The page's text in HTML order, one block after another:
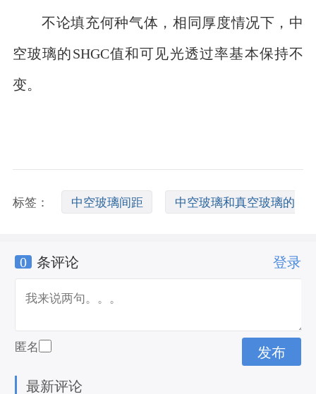
不论填充何种气体，相同厚度情况下，中
空玻璃的SHGC值和可见光透过率基本保持不
变。
标签： 中空玻璃间距 中空玻璃和真空玻璃的
区别 中空玻璃的间隔
0 条评论 登录
匿名
最新评论